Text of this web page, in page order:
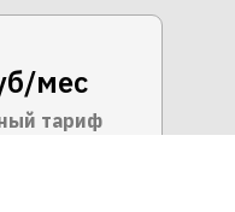
мес
тариф